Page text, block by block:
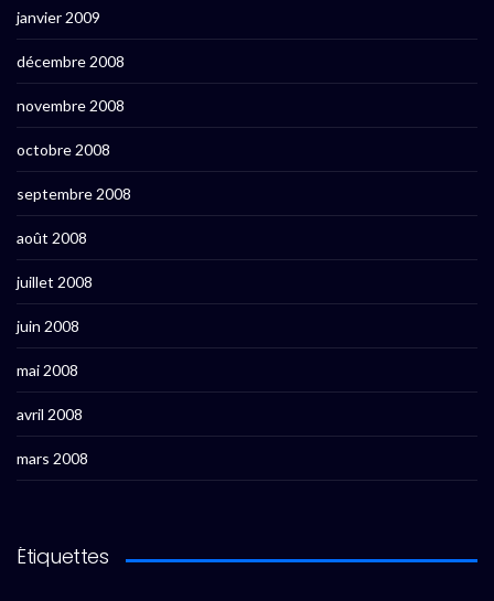
janvier 2009
décembre 2008
novembre 2008
octobre 2008
septembre 2008
août 2008
juillet 2008
juin 2008
mai 2008
avril 2008
mars 2008
Étiquettes